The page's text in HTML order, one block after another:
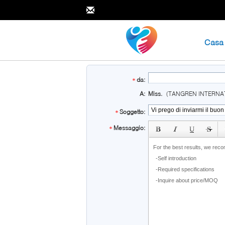
Casa
da:
A: Miss. (TANGREN
Soggetto:
subject
Messaggio: